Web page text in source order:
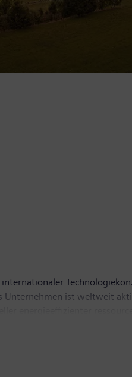
ist weltweit
Pionier bei